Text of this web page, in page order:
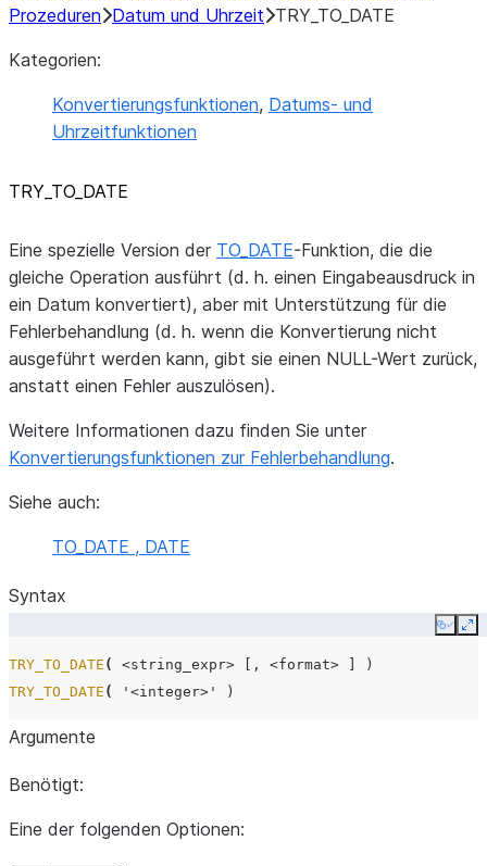
Prozeduren Datum und Uhrzeit TRY_TO_DATE
Kategorien:
Konvertierungsfunktionen, Datums- und
Uhrzeitfunktionen
TRY_TO_DATE
Eine spezielle Version der TO_DATE-Funktion, die die
gleiche Operation ausführt (d. h. einen Eingabeausdruck in
ein Datum konvertiert), aber mit Unterstützung für die
Fehlerbehandlung (d. h. wenn die Konvertierung nicht
ausgeführt werden kann, gibt sie einen NULL-Wert zurück,
anstatt einen Fehler auszulösen).
Weitere Informationen dazu finden Sie unter
Konvertierungsfunktionen zur Fehlerbehandlung.
Siehe auch:
TO_DATE , DATE
Syntax
Copy
TRY_TO_DATE ( <string_expr> [, <format>
)
TRY_TO_DATE ( '<integer>' )
Argumente
Benötigt:
Eine der folgenden Optionen: